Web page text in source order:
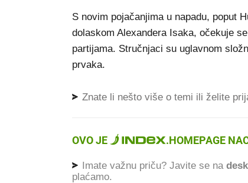
S novim pojačanjima u napadu, poput
dolaskom Alexandera Isaka, očekuje
partijama. Stručnjaci su uglavnom
prvaka.
Znate li nešto više o temi ili želite
OVO JE .HOMEPAGE
Imate važnu priču? Javite se na
plaćamo.